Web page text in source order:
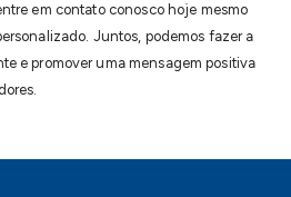
em contato conosco hoje mesmo
Juntos, podemos fazer a
e promover uma mensagem positiva